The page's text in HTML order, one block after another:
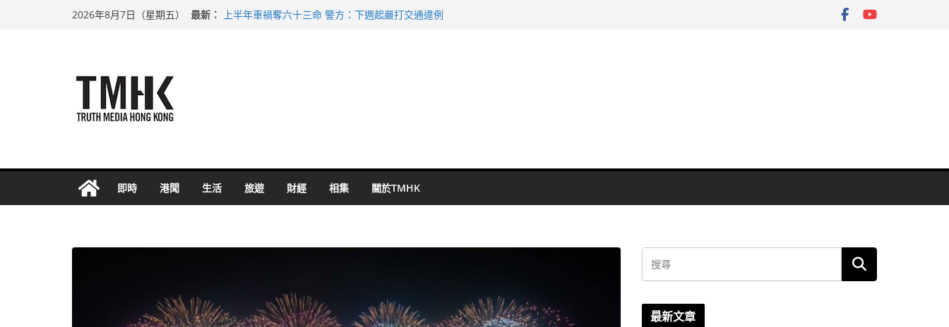
2026年8月7日（星期五） 最新：
上半年車禍奪六十三命 警方：下週起嚴打交通違例
即時 港聞 生活 旅遊 財經 相集 關於TMHK
最新文章